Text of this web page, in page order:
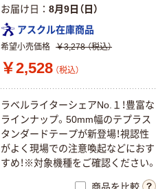
お届け日
8月9日（日）
アスクル在庫商品
希望小売価格 ￥3,278 （税込）
￥2,528 （税込）
ラベルライターシェアNo.１！豊富な
ラインナップ。50mm幅のテプラス
タンダードテープが新登場！視認性
がよく現場での注意喚起などにおす
すめ！※対象機種をご確認ください。